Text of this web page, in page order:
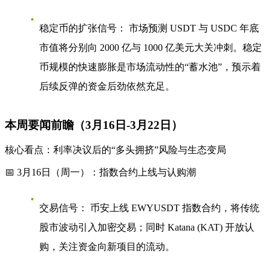
稳定币的扩张信号：
市场预测 USDT 与 USDC 年底
市值将分别向 2000 亿与 1000 亿美元大关冲刺。稳定
币规模的快速膨胀是市场流动性的“蓄水池”，预示着
后续反弹的资金后劲依然充足。
本周要闻前瞻（3月16日-3月22日）
核心看点：利率决议后的“多头拥挤”风险与生态变局
📅 3月16日（周一）：指数合约上线与认购潮
交易信号：
币安上线 EWYUSDT 指数合约，将传统
股市波动引入加密交易；同时 Katana (KAT) 开放认
购，关注资金向新项目的流动。